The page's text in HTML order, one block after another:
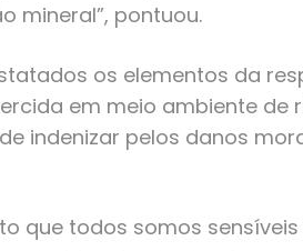
mineral”, pontuou.
os elementos da
em meio ambiente
indenizar pelos danos
que todos somos